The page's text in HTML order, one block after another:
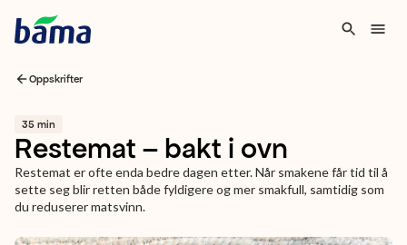
Oppskrifter
35 min
Restemat – bakt i ovn
Restemat er ofte enda bedre dagen etter. Når smakene får tid til å
sette seg blir retten både fyldigere og mer smakfull, samtidig som
du reduserer matsvinn.